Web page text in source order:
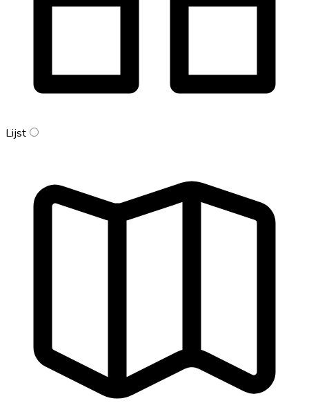
Lijst